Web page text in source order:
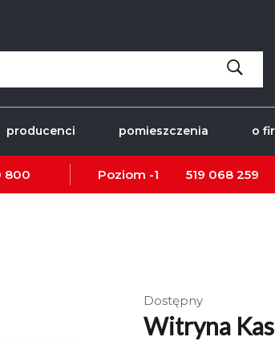
producenci pomieszczenia o
800 Poziom -1 519 068 259
Dostępny
Witryna